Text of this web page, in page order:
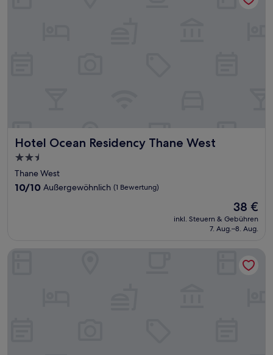
Hotel Ocean Residency Thane West
Hotel Ocean Residency Thane West
2.5-
Sterne-
Unterkunft
Thane West
10.0
10/10 Außergewöhnlich (1 Bewertung)
Der
Preis
beträgt
38 €
inkl. Steuern & Gebühren
7. Aug.–8. Aug.
Planet Hollywood